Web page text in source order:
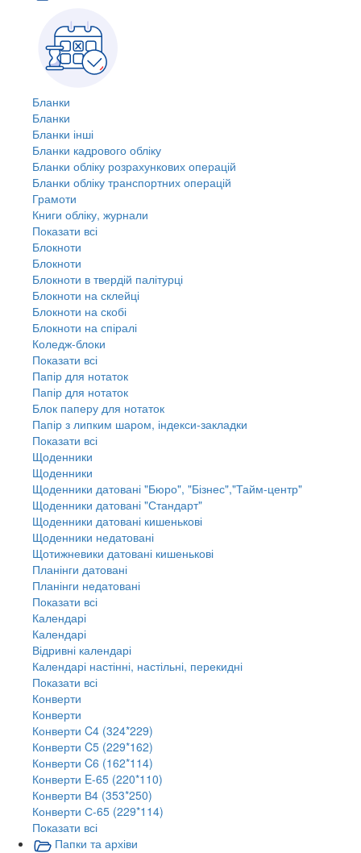
Бланки
Бланки
Бланки інші
Бланки кадрового обліку
Бланки обліку розрахункових операцій
Бланки обліку транспортних операцій
Грамоти
Книги обліку, журнали
Показати всі
Блокноти
Блокноти
Блокноти в твердій палітурці
Блокноти на склейці
Блокноти на скобі
Блокноти на спіралі
Коледж-блоки
Показати всі
Папір для нотаток
Папір для нотаток
Блок паперу для нотаток
Папір з липким шаром, індекси-закладки
Показати всі
Щоденники
Щоденники
Щоденники датовані "Бюро", "Бізнес","Тайм-центр"
Щоденники датовані "Стандарт"
Щоденники датовані кишенькові
Щоденники недатовані
Щотижневики датовані кишенькові
Планінги датовані
Планінги недатовані
Показати всі
Календарі
Календарі
Відривні календарі
Календарі настінні, настільні, перекидні
Показати всі
Конверти
Конверти
Конверти C4 (324*229)
Конверти C5 (229*162)
Конверти C6 (162*114)
Конверти E-65 (220*110)
Конверти В4 (353*250)
Конверти С-65 (229*114)
Показати всі
Папки та архіви